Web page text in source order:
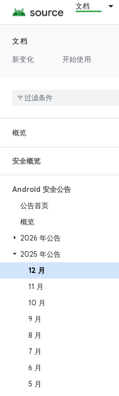
文档
文档
新变化
开始使用
概览
安全概览
Android 安全公告
公告首页
概览
2026 年公告
2025 年公告
12 月
11 月
10 月
9 月
8 月
7 月
6 月
5 月